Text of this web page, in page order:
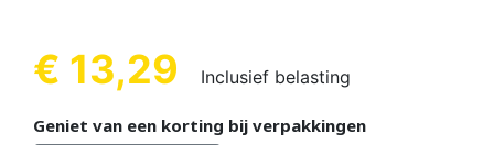
€ 13,29 Inclusief belasting
Geniet van een korting bij verpakkingen